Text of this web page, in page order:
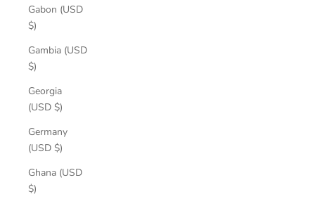
Gabon (USD
$)
Gambia (USD
$)
Georgia
(USD $)
Germany
(USD $)
Ghana (USD
$)